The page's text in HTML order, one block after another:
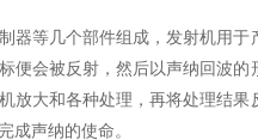
等几个部件组成，发射机用于
会被反射，然后以声纳回波的
放大和各种处理，再将处理结
成声纳的使命。